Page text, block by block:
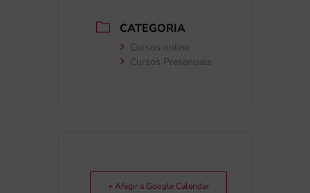
CATEGORIA
Cursos online
Cursos Presencials
+ Afegir a Google Calendar